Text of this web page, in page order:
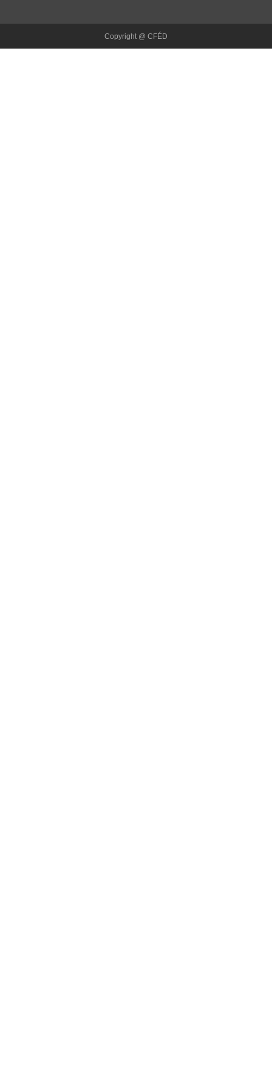
Copyright @ CFÉD